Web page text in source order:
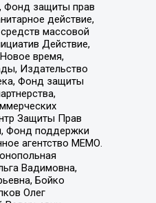
Фонд защиты прав
действие,
массовой
Действие,
время,
Издательство
Фонд защиты
Защиты Прав
Фонд поддержки
агентство МЕМО.
Вадимовна,
Бойко
Олег